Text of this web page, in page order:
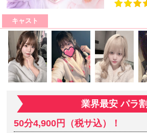
キャスト
業界最安 パラ割
50分4,900円（税サ込）！